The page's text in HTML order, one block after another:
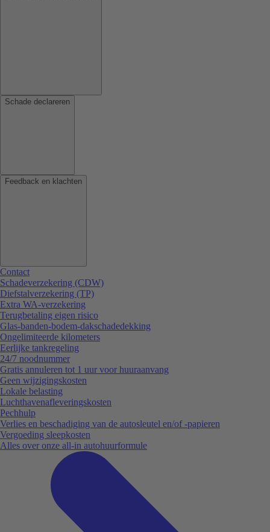
Schade declareren
Feedback en klachten
Contact
Schadeverzekering (CDW)
Diefstalverzekering (TP)
Extra WA-verzekering
Terugbetaling eigen risico
Glas-banden-bodem-dakschadedekking
Ongelimiteerde kilometers
Eerlijke tankregeling
24/7 noodnummer
Gratis annuleren tot 1 uur voor huuraanvang
Geen wijzigingskosten
Lokale belasting
Luchthavenafleveringskosten
Pechhulp
Verlies en beschadiging van de autosleutel en/of -papieren
Vergoeding sleepkosten
Alles over onze all-in autohuurformule